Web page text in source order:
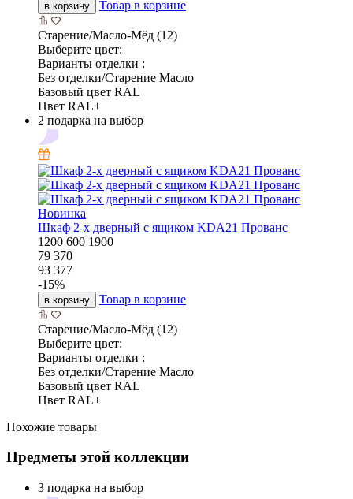
в корзину Товар в корзине
Старение/Масло-Мёд (12)
Выберите цвет:
Варианты отделки :
Без отделки/Старение Масло
Базовый цвет RAL
Цвет RAL+
2 подарка на выбор
Новинка
Шкаф 2-х дверный с ящиком KDA21 Прованс
1200 600 1900
79 370
93 377
-15%
в корзину Товар в корзине
Старение/Масло-Мёд (12)
Выберите цвет:
Варианты отделки :
Без отделки/Старение Масло
Базовый цвет RAL
Цвет RAL+
Похожие товары
Предметы этой коллекции
3 подарка на выбор